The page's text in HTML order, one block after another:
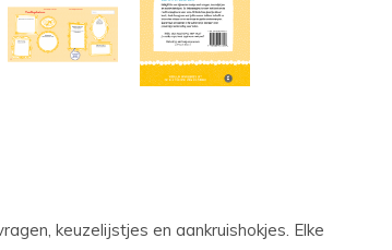
keuzelijstjes en aankruishokjes. Elke